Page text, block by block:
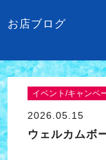
お店ブログ
イベント/キャンペ
2026.05.15
ウェルカムボ